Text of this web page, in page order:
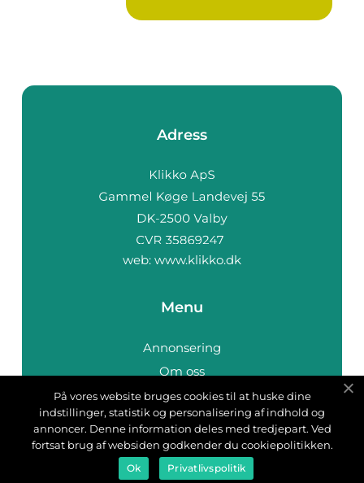
Adress
web: www.klikko.dk
Menu
Annonsering
Om oss
Cookies
Kontakta oss
Sitemap
På vores website bruges cookies til at huske dine
indstillinger, statistik og personalisering af indhold og
annoncer. Denne information deles med tredjepart. Ved
fortsat brug af websiden godkender du cookiepolitikken.
Ok Privatlivspolitik